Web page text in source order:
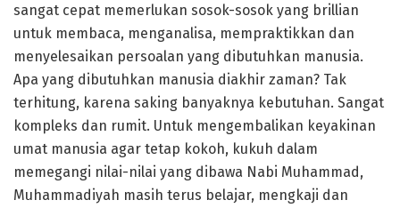
sangat cepat memerlukan sosok-sosok yang brillian
untuk membaca, menganalisa, mempraktikkan dan
menyelesaikan persoalan yang dibutuhkan manusia.
Apa yang dibutuhkan manusia diakhir zaman? Tak
terhitung, karena saking banyaknya kebutuhan. Sangat
kompleks dan rumit. Untuk mengembalikan keyakinan
umat manusia agar tetap kokoh, kukuh dalam
memegangi nilai-nilai yang dibawa Nabi Muhammad,
Muhammadiyah masih terus belajar, mengkaji dan